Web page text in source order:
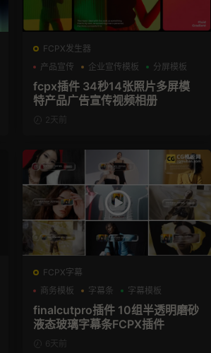
FCPX发生器
产品宣传
企业宣传模板 分屏模板
fcpx插件 34秒14张照片多屏模
特产品广告宣传视频相册
2天前
FCPX字幕
商务模板
字幕条 字幕模板
finalcutpro插件 10组半透明磨砂
液态玻璃字幕条FCPX插件
6天前